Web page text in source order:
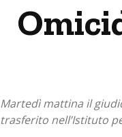
Martedì mattina il
trasferito nell’Istituto